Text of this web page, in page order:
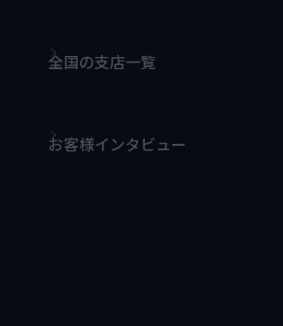
全国の支店一覧
お客様インタビュー